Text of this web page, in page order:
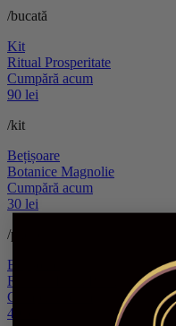
/bucată
Kit
Ritual Prosperitate
Cumpără acum
90 lei
/kit
Bețișoare
Botanice Magnolie
Cumpără acum
30 lei
/pachet
Bețișoare
Ritual – Lună Plină
Cumpără acum
40 lei